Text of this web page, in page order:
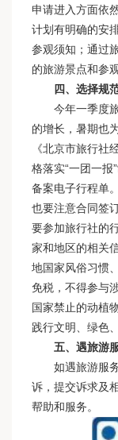
申请进入方面依
计划有明确的安
参观须知；通过
的旅游景点和参
四、选择规
今年一季度
的增长，暑期也
《北京市旅行社
格落实“一团一报
备案电子行程单
也要注意合同签
要参加旅行社的
家和地区的相关
地国家风俗习惯
免税，不得参与
国家禁止的动植
践行文明、绿色
五、遇旅游
如遇旅游服
诉，提交诉求及
帮助和服务。